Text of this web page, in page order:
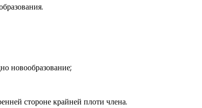
новообразование;
стороне крайней плоти члена.